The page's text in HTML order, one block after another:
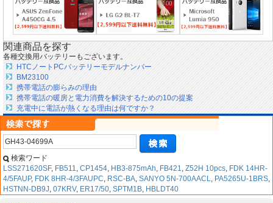
関連商品を探す
各種交換用バッテリーもございます。
HTCノートPCバッテリーモデルナンバー
BM23100
携帯電話の膨らみの理由
携帯電話の暖房と電力消費を解決するための10の提案
充電中に電話が熱くなる理由は何ですか？
検索ワード
LSS271620SF, FB511, CP1454, HB3-875mAh, FB421, Z52H 10pcs, FDK 14HR-
4/5FAUP, FDK 8HR-4/3FAUPC, RSC-BA, SANYO 5N-700AACL, PA5265U-1BRS,
HSTNN-DB9J, 07KRV, ER17/50, SPTM1B, HBLDT40